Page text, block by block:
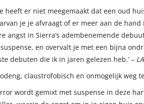
heeft er niet meegemaakt dat een oud
je je afvraagt of er meer aan de hand
angst in Sierra’s adembenemende
en overvalt je met een bijna
debuten die ik in jaren gelezen heb.’ –
claustrofobisch en onmogelijk weg
wordt gemixt met suspense in deze